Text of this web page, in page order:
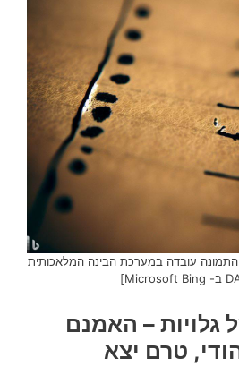
עובדה במערכת הבינה המלאכותית
גלויות – האמנם
טרם יצא